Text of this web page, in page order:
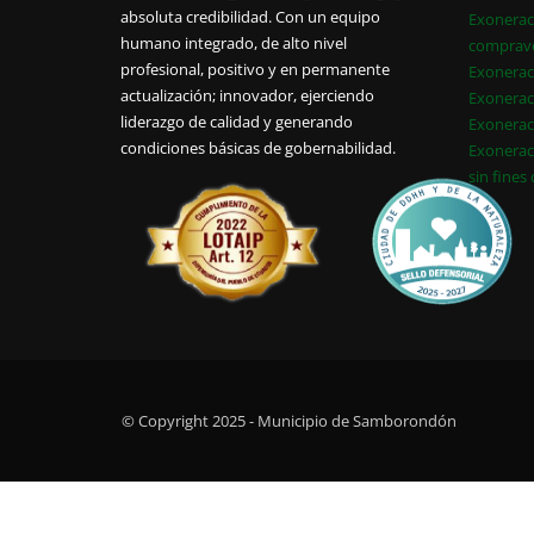
absoluta credibilidad. Con un equipo
humano integrado, de alto nivel
profesional, positivo y en permanente
actualización; innovador, ejerciendo
liderazgo de calidad y generando
condiciones básicas de gobernabilidad.
sin fines
© Copyright 2025 - Municipio de Samborondón